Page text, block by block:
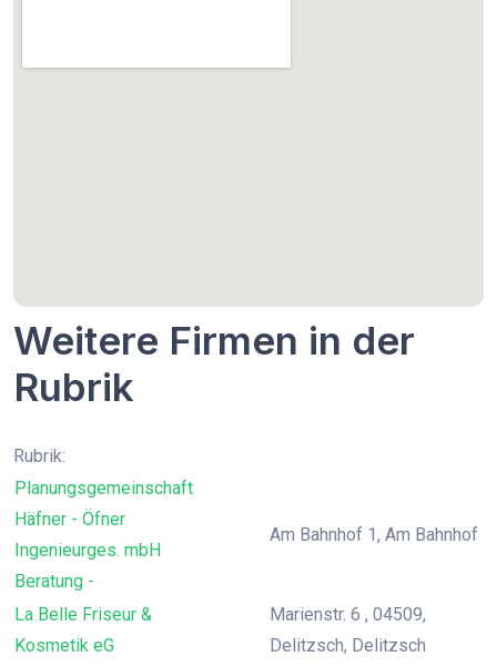
Weitere Firmen in der
Rubrik
Rubrik:
Planungsgemeinschaft
Häfner - Öfner
Ingenieurges. mbH
Beratung -
Am Bahnhof 1, Am Bahnhof
La Belle Friseur &
Kosmetik eG
Marienstr. 6 , 04509,
Delitzsch, Delitzsch